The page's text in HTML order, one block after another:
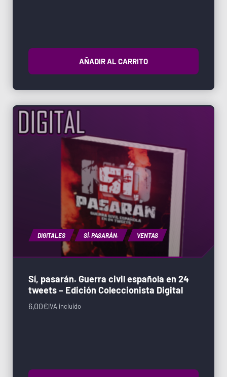
AÑADIR AL CARRITO
DIGITALES SÍ. PASARÁN. VENTAS
Sí, pasarán. Guerra civil española en 24
tweets – Edición Coleccionista Digital
6,00€IVA incluido